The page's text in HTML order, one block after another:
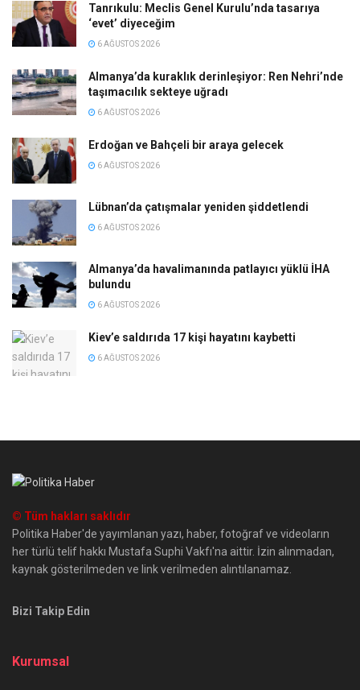
Tanrıkulu: Meclis Genel Kurulu’nda tasarıya
‘evet’ diyeceğim
6 AĞUSTOS 2026
Almanya’da kuraklık derinleşiyor: Ren Nehri’nde
taşımacılık sekteye uğradı
6 AĞUSTOS 2026
Erdoğan ve Bahçeli bir araya gelecek
6 AĞUSTOS 2026
Lübnan’da çatışmalar yeniden şiddetlendi
6 AĞUSTOS 2026
Almanya’da havalimanında patlayıcı yüklü İHA
bulundu
6 AĞUSTOS 2026
Kiev’e saldırıda 17 kişi hayatını kaybetti
6 AĞUSTOS 2026
© Tüm hakları saklıdır
Politika Haber'de yayımlanan yazı, haber, fotoğraf ve videoların
her türlü telif hakkı Mustafa Suphi Vakfı'na aittir. İzin alınmadan,
kaynak gösterilmeden ve link verilmeden alıntılanamaz.
Bizi Takip Edin
Kurumsal